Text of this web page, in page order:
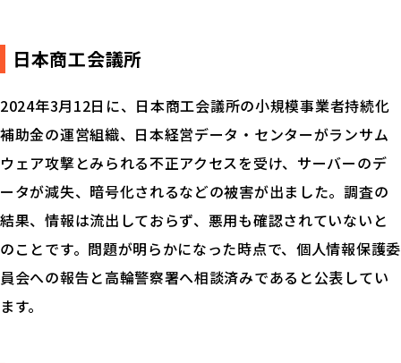
日本商工会議所
2024年3月12日に、日本商工会議所の小規模事業者持続化
補助金の運営組織、日本経営データ・センターがランサム
ウェア攻撃とみられる不正アクセスを受け、サーバーのデ
ータが減失、暗号化されるなどの被害が出ました。調査の
結果、情報は流出しておらず、悪用も確認されていないと
のことです。問題が明らかになった時点で、個人情報保護委
員会への報告と高輪警察署へ相談済みであると公表してい
ます。